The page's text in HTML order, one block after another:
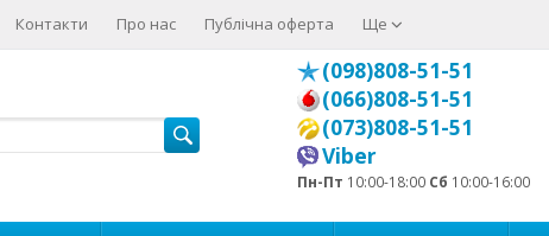
Контакти Про нас Публічна оферта Ще
(098)808-51-51
(066)808-51-51
(073)808-51-51
Viber
Пн-Пт 10:00-18:00 Сб 10:00-16:00